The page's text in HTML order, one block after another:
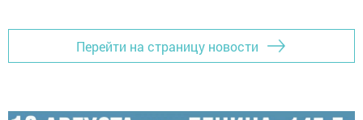
Перейти на страницу новости